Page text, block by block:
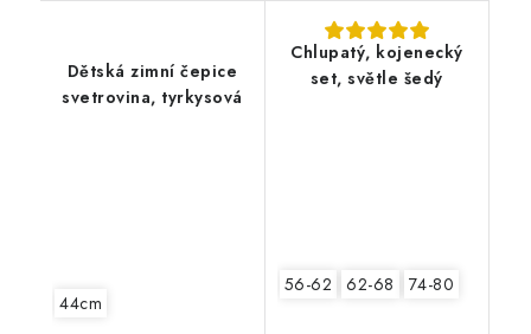
Dětská zimní čepice
svetrovina, tyrkysová
44cm
Chlupatý, kojenecký
set, světle šedý
56-62 62-68 74-80